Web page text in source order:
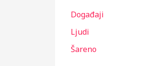
Događaji
Ljudi
Šareno